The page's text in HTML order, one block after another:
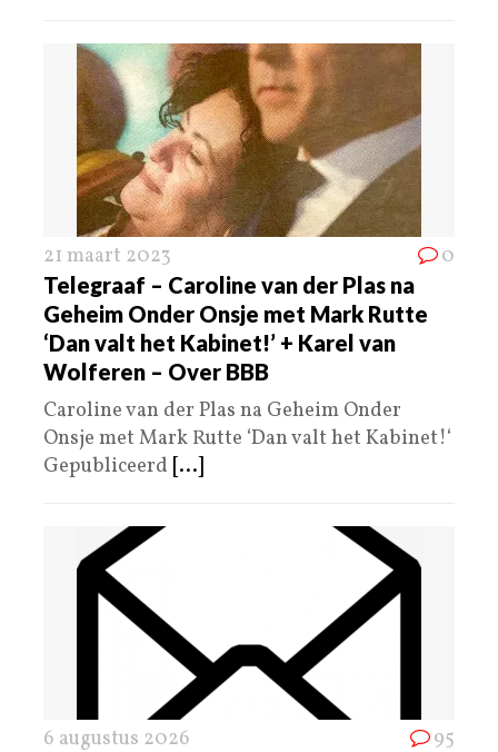
21 maart 2023 0
Telegraaf – Caroline van der Plas na
Geheim Onder Onsje met Mark Rutte
‘Dan valt het Kabinet!’ + Karel van
Wolferen – Over BBB
Caroline van der Plas na Geheim Onder
Onsje met Mark Rutte ‘Dan valt het Kabinet!‘
Gepubliceerd [...]
6 augustus 2026 95